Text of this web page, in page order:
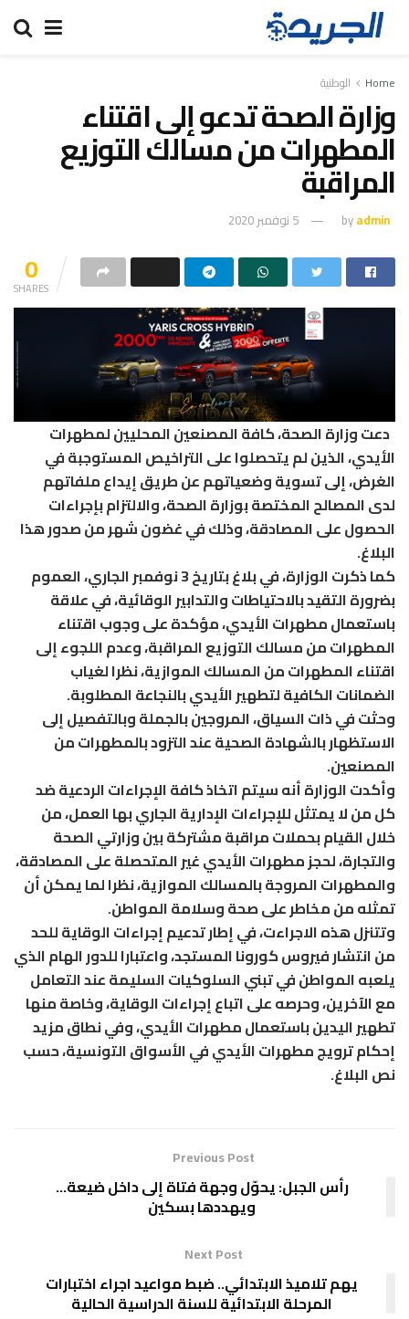
Home الوطنية
وزارة الصحة تدعو إلى اقتناء
المطهرات من مسالك التوزيع
المراقبة
byadmin 5 نوفمبر 2020
0
SHARES
دعت وزارة الصحة، كافة المصنعين المحليين لمطهرات
الأيدي، الذين لم يتحصلوا على التراخيص المستوجبة في
الغرض، إلى تسوية وضعياتهم عن طريق إيداع ملفاتهم
لدى المصالح المختصة بوزارة الصحة، والالتزام بإجراءات
الحصول على المصادقة، وذلك في غضون شهر من صدور هذا
البلاغ.
كما ذكرت الوزارة، في بلاغ بتاريخ 3 نوفمبر الجاري، العموم
بضرورة التقيد بالاحتياطات والتدابير الوقائية، في علاقة
باستعمال مطهرات الأيدي، مؤكدة على وجوب اقتناء
المطهرات من مسالك التوزيع المراقبة، وعدم اللجوء إلى
اقتناء المطهرات من المسالك الموازية، نظرا لغياب
الضمانات الكافية لتطهير الأيدي بالنجاعة المطلوبة.
وحثت في ذات السياق، المروجين بالجملة وبالتفصيل إلى
الاستظهار بالشهادة الصحية عند التزود بالمطهرات من
المصنعين.
وأكدت الوزارة أنه سيتم اتخاذ كافة الإجراءات الردعية ضد
كل من لا يمتثل للإجراءات الإدارية الجاري بها العمل، من
خلال القيام بحملات مراقبة مشتركة بين وزارتي الصحة
والتجارة، لحجز مطهرات الأيدي غير المتحصلة على المصادقة،
والمطهرات المروجة بالمسالك الموازية، نظرا لما يمكن أن
تمثله من مخاطر على صحة وسلامة المواطن.
وتتنزل هذه الاجراءت، في إطار تدعيم إجراءات الوقاية للحد
من انتشار فيروس كورونا المستجد، واعتبارا للدور الهام الذي
يلعبه المواطن في تبني السلوكيات السليمة عند التعامل
مع الآخرين، وحرصه على اتباع إجراءات الوقاية، وخاصة منها
تطهير اليدين باستعمال مطهرات الأيدي، وفي نطاق مزيد
إحكام ترويج مطهرات الأيدي في الأسواق التونسية، حسب
نص البلاغ.
Previous Post
رأس الجبل: يحوّل وجهة فتاة إلى داخل ضيعة…
ويهددها بسكين
Next Post
يهم تلاميذ الابتدائي.. ضبط مواعيد اجراء اختبارات
المرحلة الابتدائية للسنة الدراسية الحالية